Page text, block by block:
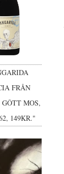
FRÅN
MOS,
149KR."